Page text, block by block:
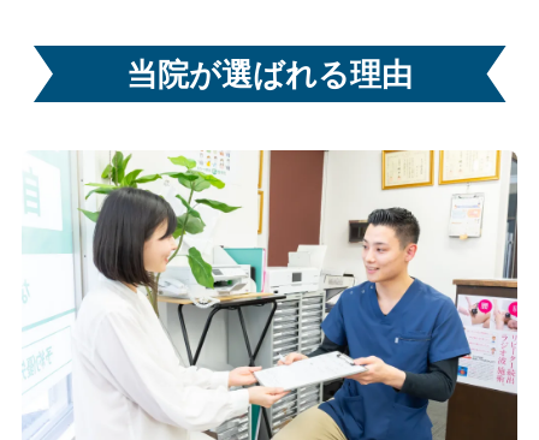
当院が選ばれる理由